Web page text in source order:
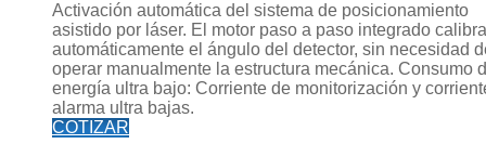
Activación automática del sistema de posicionamiento
asistido por láser. El motor paso a paso integrado calibra
automáticamente el ángulo del detector, sin necesidad
operar manualmente la estructura mecánica. Consumo
energía ultra bajo: Corriente de monitorización y
alarma ultra bajas.
COTIZAR